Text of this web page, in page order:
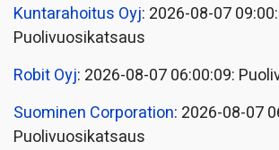
Kuntarahoitus Oyj: 2026-08-07
Puolivuosikatsaus
Robit Oyj: 2026-08-07 06:00:09:
Suominen Corporation: 2026-08-07
Puolivuosikatsaus